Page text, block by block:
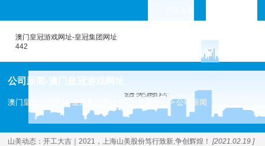
澳门皇冠游戏网址-皇冠集团网址
442
公司新闻-澳门皇冠游戏网址
澳门皇冠游戏网址-皇冠集团网址442 >公司新闻
山美动态：开工大吉｜2021，上海山美股份笃行致新,争创辉煌！ [2021.02.19 ]